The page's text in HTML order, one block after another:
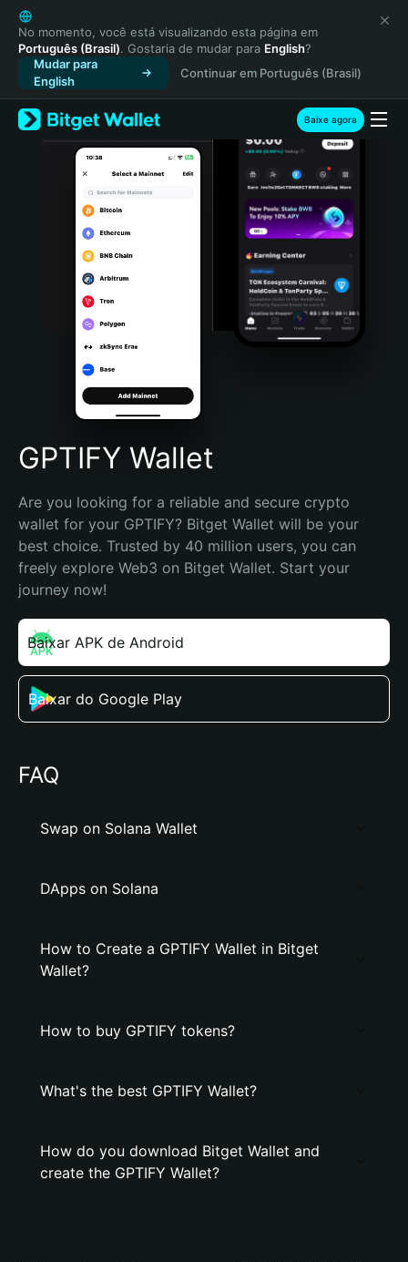
English
日本語
Tiếng Việt
Русский
Español (Latinoamérica)
Türkçe
Italiano
Português (Portugal)
Bahasa Indonesia
Português (Brasil)
Español (Argentina)
No momento, você está visualizando esta página em
Português (Brasil). Gostaria de mudar para English?
Mudar para
English
Continuar em Português (Brasil)
Baixe agora
GPTIFY Wallet
Are you looking for a reliable and secure crypto
wallet for your GPTIFY? Bitget Wallet will be your
best choice. Trusted by 40 million users, you can
freely explore Web3 on Bitget Wallet. Start your
journey now!
Baixar APK de Android
Baixar do Google Play
FAQ
Swap on Solana Wallet
DApps on Solana
How to Create a GPTIFY Wallet in Bitget
Wallet?
How to buy GPTIFY tokens?
What's the best GPTIFY Wallet?
How do you download Bitget Wallet and
create the GPTIFY Wallet?